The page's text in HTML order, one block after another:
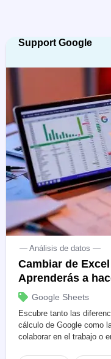
Support Google
— Análisis de datos —
Cambiar de
Aprenderás a
Google Sheets
Escubre tanto las
cálculo de Google como
colaborar en el trabajo o